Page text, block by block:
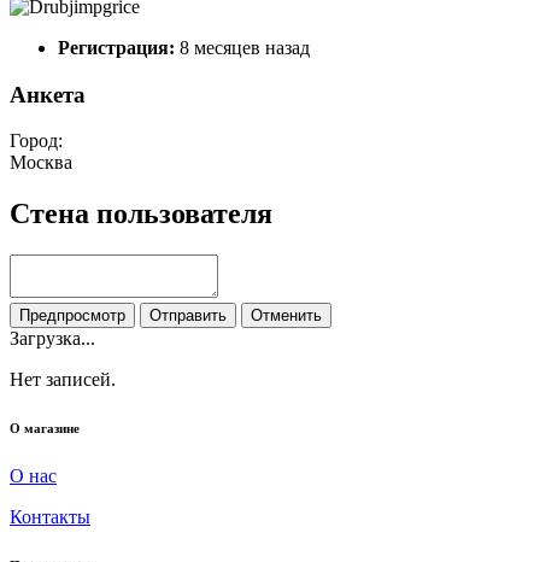
Регистрация: 8 месяцев назад
Анкета
Город:
Москва
Стена пользователя
Предпросмотр Отправить Отменить
Загрузка...
Нет записей.
О магазине
О нас
Контакты